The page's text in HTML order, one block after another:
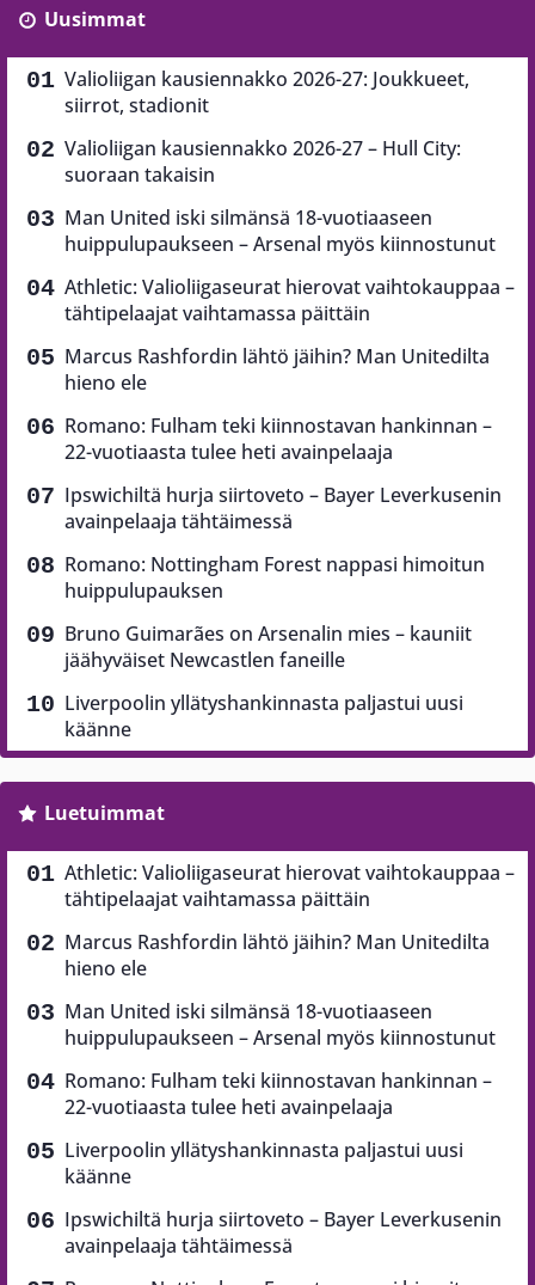
Uusimmat
Valioliigan kausiennakko 2026-27: Joukkueet,
siirrot, stadionit
Valioliigan kausiennakko 2026-27 – Hull City:
suoraan takaisin
Man United iski silmänsä 18-vuotiaaseen
huippulupaukseen – Arsenal myös kiinnostunut
Athletic: Valioliigaseurat hierovat vaihtokauppaa –
tähtipelaajat vaihtamassa päittäin
Marcus Rashfordin lähtö jäihin? Man Unitedilta
hieno ele
Romano: Fulham teki kiinnostavan hankinnan –
22-vuotiaasta tulee heti avainpelaaja
Ipswichiltä hurja siirtoveto – Bayer Leverkusenin
avainpelaaja tähtäimessä
Romano: Nottingham Forest nappasi himoitun
huippulupauksen
Bruno Guimarães on Arsenalin mies – kauniit
jäähyväiset Newcastlen faneille
Liverpoolin yllätyshankinnasta paljastui uusi
käänne
Luetuimmat
Athletic: Valioliigaseurat hierovat vaihtokauppaa –
tähtipelaajat vaihtamassa päittäin
Marcus Rashfordin lähtö jäihin? Man Unitedilta
hieno ele
Man United iski silmänsä 18-vuotiaaseen
huippulupaukseen – Arsenal myös kiinnostunut
Romano: Fulham teki kiinnostavan hankinnan –
22-vuotiaasta tulee heti avainpelaaja
Liverpoolin yllätyshankinnasta paljastui uusi
käänne
Ipswichiltä hurja siirtoveto – Bayer Leverkusenin
avainpelaaja tähtäimessä